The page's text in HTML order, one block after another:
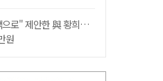
으로" 제안한 與 황희…
원